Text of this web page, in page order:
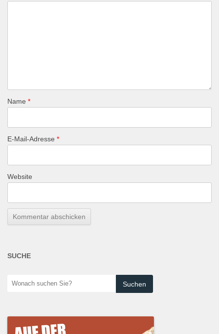
Name *
E-Mail-Adresse *
Website
SUCHE
Wonach